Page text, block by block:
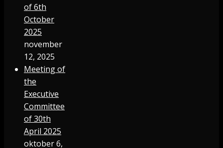
of 6th
October
2025
november
12, 2025
Meeting of
the
Executive
Committee
of 30th
April 2025
oktober 6,